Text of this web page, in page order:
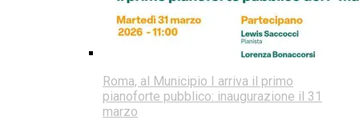
Roma, al Municipio I arriva il primo
pianoforte pubblico: inaugurazione il 31
marzo